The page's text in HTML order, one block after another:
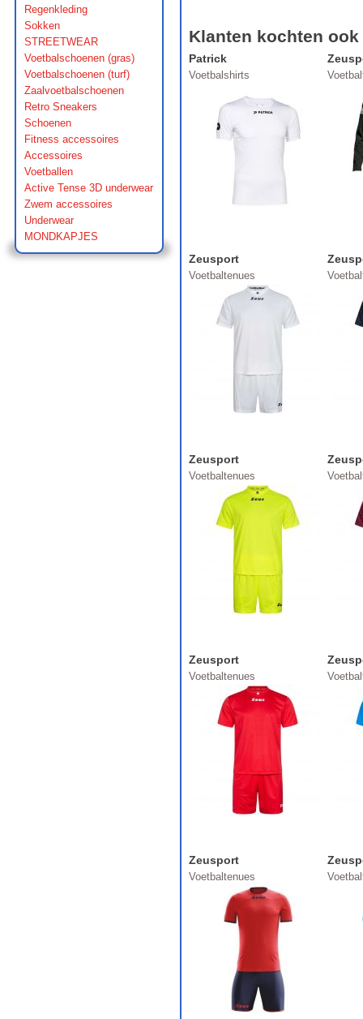
Regenkleding
Sokken
STREETWEAR
Voetbalschoenen (gras)
Voetbalschoenen (turf)
Zaalvoetbalschoenen
Retro Sneakers
Schoenen
Fitness accessoires
Accessoires
Voetballen
Active Tense 3D underwear
Zwem accessoires
Underwear
MONDKAPJES
Klanten kochten ook
Patrick
Voetbalshirts
Zeusport
Voetbaltenues
Zeusport
Voetbaltenues
Zeusport
Voetbaltenues
Zeusport
Voetbaltenues